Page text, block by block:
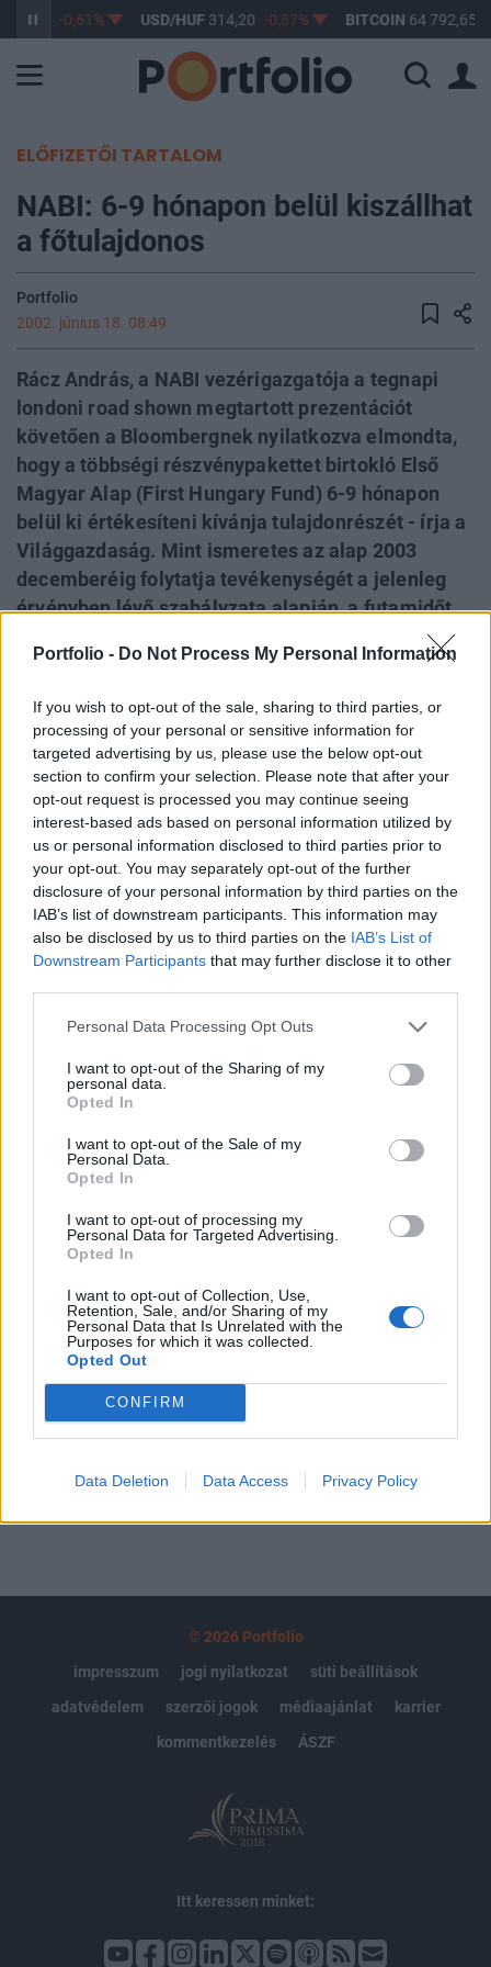
Portfolio - Do Not Process My Personal Information
If you wish to opt-out of the sale, sharing to third parties, or
processing of your personal or sensitive information for
targeted advertising by us, please use the below opt-out
section to confirm your selection. Please note that after your
opt-out request is processed you may continue seeing
interest-based ads based on personal information utilized by
us or personal information disclosed to third parties prior to
your opt-out. You may separately opt-out of the further
disclosure of your personal information by third parties on the
IAB’s list of downstream participants. This information may
also be disclosed by us to third parties on the IAB’s List of
Downstream Participants that may further disclose it to other
Personal Data Processing Opt Outs
I want to opt-out of the Sharing of my
personal data.
Opted In
I want to opt-out of the Sale of my
Personal Data.
Opted In
I want to opt-out of processing my
Personal Data for Targeted Advertising.
Opted In
I want to opt-out of Collection, Use,
Retention, Sale, and/or Sharing of my
Personal Data that Is Unrelated with the
Purposes for which it was collected.
Opted Out
CONFIRM
Data Deletion Data Access Privacy Policy
363,17 -0,61% USD/HUF314,20 -0,87% BITCOIN 64 792,65
ELŐFIZETŐI TARTALOM
NABI: 6-9 hónapon belül kiszállhat
a főtulajdonos
Portfolio
2002. június 18. 08:49
Rácz András, a NABI vezérigazgatója a tegnapi
londoni road shown megtartott prezentációt
követően a Bloombergnek nyilatkozva elmondta,
hogy a többségi részvénypakettet birtokló Első
Magyar Alap (First Hungary Fund) 6-9 hónapon
belül ki értékesíteni kívánja tulajdonrészét - írja a
Világgazdaság. Mint ismeretes az alap 2003
decemberéig folytatja tevékenységét a jelenleg
érvényben lévő szabályzata alapján, a futamidőt
tulajdonosok. Az EMA kiszállásával kapcsolatban
árelvárásait a gyorsan növekvő társaság
főtulajdonosa. 1999-ben Róna Péter a társaság
elnöke 10 ezer Ft feletti reális részvényárat
nevezett meg, ahol az EMA már értékesítené a
részvényeket.
Az Első Magyar Alap egyik legsikeresebb befektetése volt a
NABI-ba történt invesztíció, ugyanakkor a részvényár
részben a limitált BÉT likviditás miatt nem tükrözi a
részvény reális értékét. Némi optimizmust vetít előre a
vezérigazgató részéről, hogy egy változatlanul kedvezőtlen
véli az EMA pakett értékesítését....
KEDVES OLVASÓNK!
A keresett cikk a portfolio.hu hírarchívumához
tartozik, melynek olvasása előfizetéses
Az előfizetés a következőket tartalmazza:
Kötéslisták: BÉT elmúlt 2 év napon belüli
kötéslistái
Előfizetés
© 2026 Portfolio
impresszum
jogi nyilatkozat
süti beállítások
adatvédelem
szerzői jogok médiaajánlat
karrier
kommentkezelés
ÁSZF
Itt keressen minket: